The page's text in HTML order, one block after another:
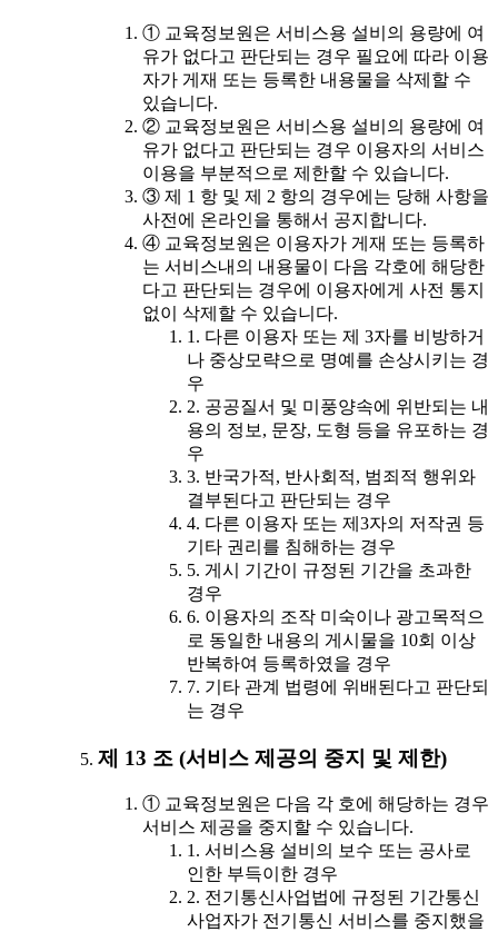
① 교육정보원은 서비스용 설비의 용량에 여
유가 없다고 판단되는 경우 필요에 따라 이용
자가 게재 또는 등록한 내용물을 삭제할 수
있습니다.
② 교육정보원은 서비스용 설비의 용량에 여
유가 없다고 판단되는 경우 이용자의 서비스
이용을 부분적으로 제한할 수 있습니다.
③ 제 1 항 및 제 2 항의 경우에는 당해 사항을
사전에 온라인을 통해서 공지합니다.
④ 교육정보원은 이용자가 게재 또는 등록하
는 서비스내의 내용물이 다음 각호에 해당한
다고 판단되는 경우에 이용자에게 사전 통지
없이 삭제할 수 있습니다.
1. 다른 이용자 또는 제 3자를 비방하거
나 중상모략으로 명예를 손상시키는 경
우
2. 공공질서 및 미풍양속에 위반되는 내
용의 정보, 문장, 도형 등을 유포하는 경
우
3. 반국가적, 반사회적, 범죄적 행위와
결부된다고 판단되는 경우
4. 다른 이용자 또는 제3자의 저작권 등
기타 권리를 침해하는 경우
5. 게시 기간이 규정된 기간을 초과한
경우
6. 이용자의 조작 미숙이나 광고목적으
로 동일한 내용의 게시물을 10회 이상
반복하여 등록하였을 경우
7. 기타 관계 법령에 위배된다고 판단되
는 경우
제 13 조 (서비스 제공의 중지 및 제한)
① 교육정보원은 다음 각 호에 해당하는 경우
서비스 제공을 중지할 수 있습니다.
1. 서비스용 설비의 보수 또는 공사로
인한 부득이한 경우
2. 전기통신사업법에 규정된 기간통신
사업자가 전기통신 서비스를 중지했을